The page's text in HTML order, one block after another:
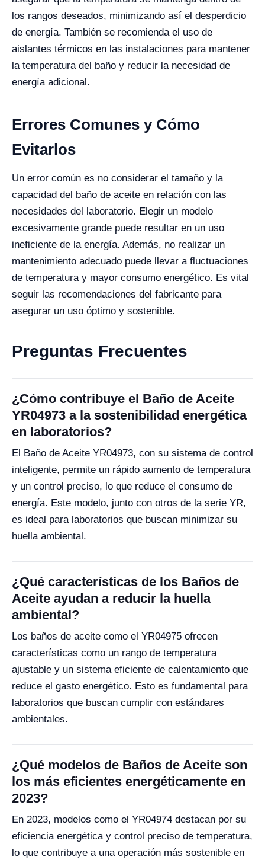
los rangos deseados, minimizando así el desperdicio
de energía. También se recomienda el uso de
aislantes térmicos en las instalaciones para mantener
la temperatura del baño y reducir la necesidad de
energía adicional.
Errores Comunes y Cómo
Evitarlos
Un error común es no considerar el tamaño y la
capacidad del baño de aceite en relación con las
necesidades del laboratorio. Elegir un modelo
excesivamente grande puede resultar en un uso
ineficiente de la energía. Además, no realizar un
mantenimiento adecuado puede llevar a fluctuaciones
de temperatura y mayor consumo energético. Es vital
seguir las recomendaciones del fabricante para
asegurar un uso óptimo y sostenible.
Preguntas Frecuentes
¿Cómo contribuye el Baño de Aceite
YR04973 a la sostenibilidad energética
en laboratorios?
El Baño de Aceite YR04973, con su sistema de control
inteligente, permite un rápido aumento de temperatura
y un control preciso, lo que reduce el consumo de
energía. Este modelo, junto con otros de la serie YR,
es ideal para laboratorios que buscan minimizar su
huella ambiental.
¿Qué características de los Baños de
Aceite ayudan a reducir la huella
ambiental?
Los baños de aceite como el YR04975 ofrecen
características como un rango de temperatura
ajustable y un sistema eficiente de calentamiento que
reduce el gasto energético. Esto es fundamental para
laboratorios que buscan cumplir con estándares
ambientales.
¿Qué modelos de Baños de Aceite son
los más eficientes energéticamente en
2023?
En 2023, modelos como el YR04974 destacan por su
eficiencia energética y control preciso de temperatura,
lo que contribuye a una operación más sostenible en